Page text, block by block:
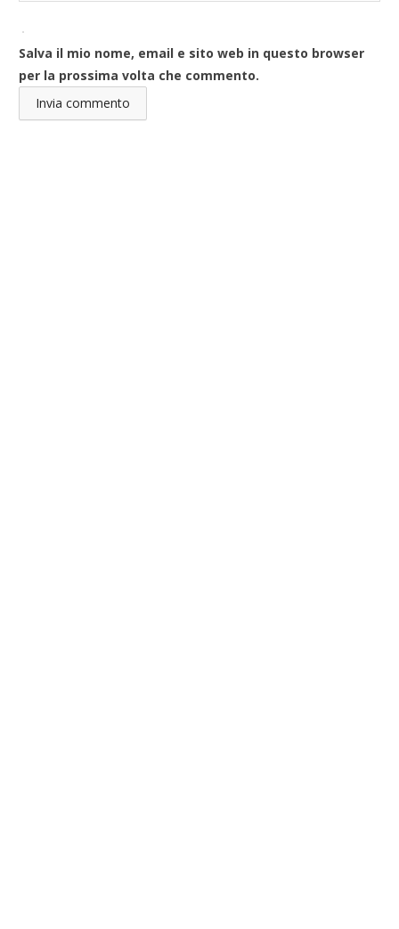
Salva il mio nome, email e sito web in questo browser
per la prossima volta che commento.